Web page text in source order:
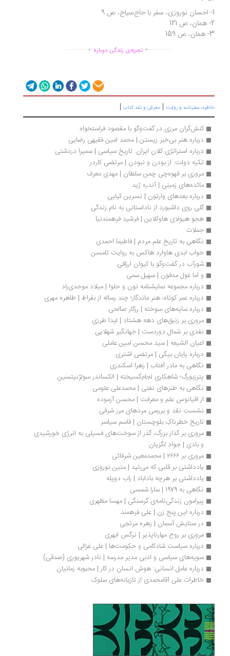
...............
. تجربه‌ی زندگی دوباره.
..............
سفرنامه‌ و روایت|معرفی و نقد کتاب|
کنش‌گران مرزی در گفت‌و‌گو با مقصود فراستخواه
درباره هنر بی‌خبر زیستن | محمد امین فقیهی رضایی
درباره استراتژی کلان ایران: تاریخ سیاسی | سمیرا دردشتی
تکیه دولت: از بودن و نبودن | مرتضی کاردر
مروری بر قهوه‌چی چمن سلطان | مهدی معرف
مائده‌های زمینی | آندره ژید
درباره بعدهای وارتون | نسرین کیایی
گلی روی داشبورد از ناداستانی به نام زندگی
هجو هیولای هاوکلاین | فرشید فرهمندنیا
جملات
نگاهی به تاریخ علم مردم | فاطیما احمدی
خواب ابدی هاوارد هاکس به روایت تامسن
شورآب در گفت‌وگو با کیوان ارزاقی
و اما غول مدفون | سهیل سمی
درباره مجموعه‌ نمایشنامه نون و حلوا | میلاد موحدی‌‌راد
درباره عمر کوتاه، هنر ماندگار؛ چند رساله از بقراط | طاهره مهری
درباره سایه‌های سوخته | رزگار صالحی
مروری بر زنبق‌های دهه هشتاد | لیدا طرزی
نقدی بر شمال دوردست | جهانگیر شهلایی
اعیان الشیعه | سید محسن امین عاملی
درباره پایان بیگی | مرتضی اشتری
نگاهی به مادر آفتاب | زهرا اسکندری
پترزبورگ؛ شاهکاری لجام‌گسیخته | الکساند‌‌‌‌ر سولژنیتسین
نگاهی به طنزهای نفتی | محمدعلی علومی
از اقیانوس علم و معرفت | محسن آزموده
نشست نقد و بررسی مردهای مرز شرقی
تاریخ خطرناکِ بلوچستان | قاسم سیاسر
مروری بر گذار بزرگ، گذر از سوخت‌های فسیلی به انرژی خورشیدی
و بادی | جواد لگزیان
مروری بر ۲۶۶۶ | محمدمعین شرفائی
یادداشتی بر قلبی که می‌تپد | متین نوروزی
یادداشتی بر هرچه باداباد | راب دویله
نگاهی به 1979 | سارا شمسی
پیرامون زندگی‌نامه‌ی گرسنگی | مهسا مظهری
درباره این پنج زن | علی فرهمند
در ستایش آسمان | زهره مرتجی
مروری بر روح مهارناپذیر | نرگس ابهری
درباره سیاست شادکامی و حکومت‌ها | علی غزالی
سویه‌های سیاسی و ادبی مدیر مدرسه | نادر شهریوری (صدقی)
درباره عامل انسانی: هوش انسان در کار | محبوبه زمانیان
خاطرات علی آقامحمدی از تازیانه‌های سلوک